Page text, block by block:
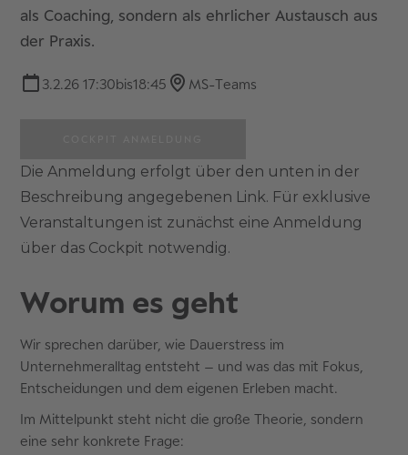
als Coaching, sondern als ehrlicher Austausch aus
der Praxis.
3.2.26 17:30bis18:45 MS-Teams
Die Anmeldung erfolgt über den unten in der
Beschreibung angegebenen Link. Für exklusive
Veranstaltungen ist zunächst eine Anmeldung
über das Cockpit notwendig.
Worum es geht
Wir sprechen darüber, wie Dauerstress im
Unternehmeralltag entsteht – und was das mit Fokus,
Entscheidungen und dem eigenen Erleben macht.
Im Mittelpunkt steht nicht die große Theorie, sondern
eine sehr konkrete Frage: